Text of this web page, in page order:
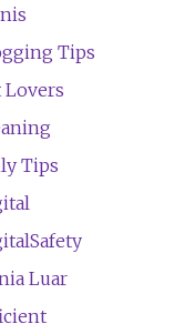
Tips
Lovers
Tips
Luar